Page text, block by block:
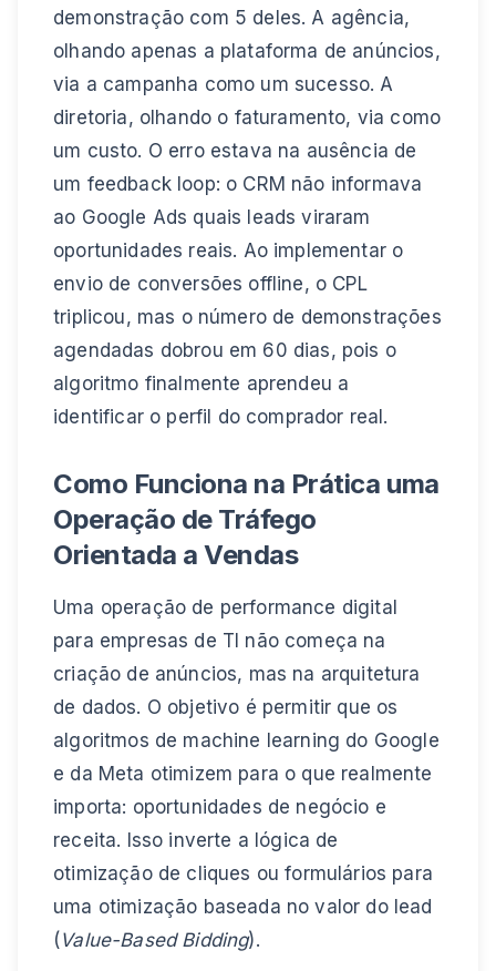
demonstração com 5 deles. A agência,
olhando apenas a plataforma de anúncios,
via a campanha como um sucesso. A
diretoria, olhando o faturamento, via como
um custo. O erro estava na ausência de
um feedback loop: o CRM não informava
ao Google Ads quais leads viraram
oportunidades reais. Ao implementar o
envio de conversões offline, o CPL
triplicou, mas o número de demonstrações
agendadas dobrou em 60 dias, pois o
algoritmo finalmente aprendeu a
identificar o perfil do comprador real.
Como Funciona na Prática uma
Operação de Tráfego
Orientada a Vendas
Uma operação de performance digital
para empresas de TI não começa na
criação de anúncios, mas na arquitetura
de dados. O objetivo é permitir que os
algoritmos de machine learning do Google
e da Meta otimizem para o que realmente
importa: oportunidades de negócio e
receita. Isso inverte a lógica de
otimização de cliques ou formulários para
uma otimização baseada no valor do lead
(Value-Based Bidding).